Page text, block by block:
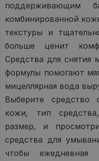
поддерживающим
комбинированной
текстуры и
больше ценит
Средства для снятия
формулы помогают
мицеллярная вода
Выберите
кожи, тип
размер, и
средства для
чтобы